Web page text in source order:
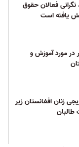
نگرانی فعالان حقوق
یافته است
در مورد آموزش و
زنان افغانستان زیر